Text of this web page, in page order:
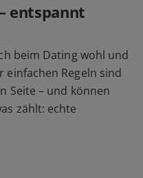
entspannt
beim Dating wohl und
einfachen Regeln sind
Seite – und können
zählt: echte